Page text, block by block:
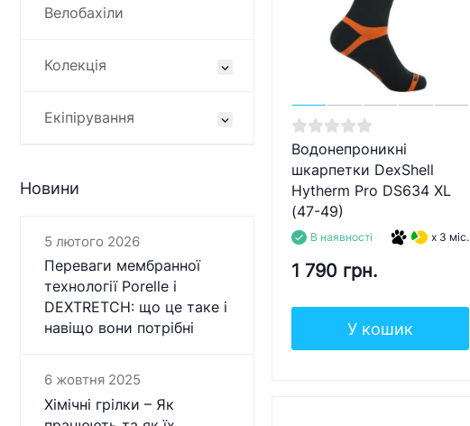
Велобахіли
Колекція
Екіпірування
Новини
5 лютого 2026
Переваги мембранної
технології Porelle і
DEXTRETCH: що це таке і
навіщо вони потрібні
6 жовтня 2025
Хімічні грілки – Як
Водонепроникні
шкарпетки DexShell
Hytherm Pro DS634 XL
(47-49)
В наявності x 3 міс.
1 790 грн.
У кошик